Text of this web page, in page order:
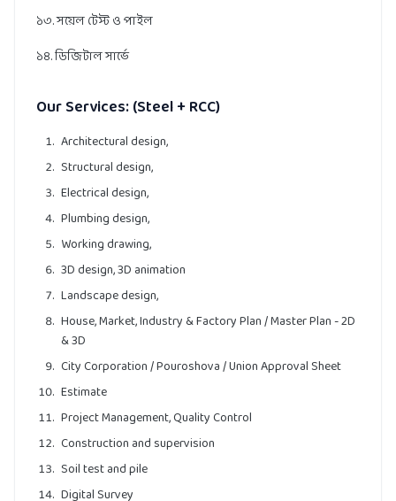
১৩. সয়েল টেস্ট ও পাইল
১৪. ডিজিটাল সার্ভে
Our Services: (Steel + RCC)
Architectural design,
Structural design,
Electrical design,
Plumbing design,
Working drawing,
3D design, 3D animation
Landscape design,
House, Market, Industry & Factory Plan / Master Plan - 2D
& 3D
City Corporation / Pouroshova / Union Approval Sheet
Estimate
Project Management, Quality Control
Construction and supervision
Soil test and pile
Digital Survey